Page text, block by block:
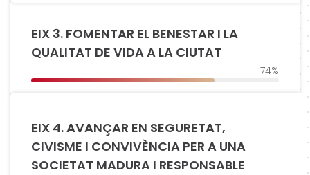
EIX 3. FOMENTAR EL BENESTAR I LA
QUALITAT DE VIDA A LA CIUTAT
74%
EIX 4. AVANÇAR EN SEGURETAT,
CIVISME I CONVIVÈNCIA PER A UNA
SOCIETAT MADURA I RESPONSABLE